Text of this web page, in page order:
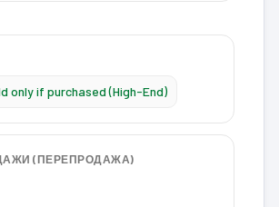
only if purchased (High-End)
(ПЕРЕПРОДАЖА)